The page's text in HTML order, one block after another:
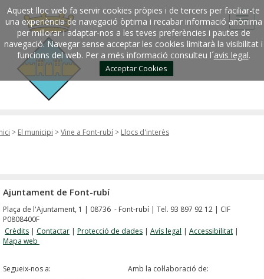
Aquest lloc web fa servir cookies pròpies i de tercers per faciliar-te
una experiència de navegació òptima i recabar informació anònima
per millorar i adaptar-nos a les teves preferències i pautes de
navegació. Navegar sense acceptar les cookies limitarà la visibilitat i
funcions del web. Per a més informació consulteu l´avis legal.
Acceptar Cookies
> El municipi >Vine a Font-rubí > Llocs d'interès
Ajuntament de Font-rubí
Plaça de l'Ajuntament, 1 | 08736 - Font-rubí | Tel. 93 897 92 12 | CIF
P0808400F
Crèdits | Contactar | Protecció de dades | Avís legal | Accessibilitat |
Mapa web
Segueix-nos a: Amb la col·laboració de: